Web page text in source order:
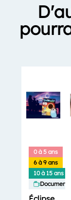
0 à 5 ans
6 à 9 ans
10 à 15 ans